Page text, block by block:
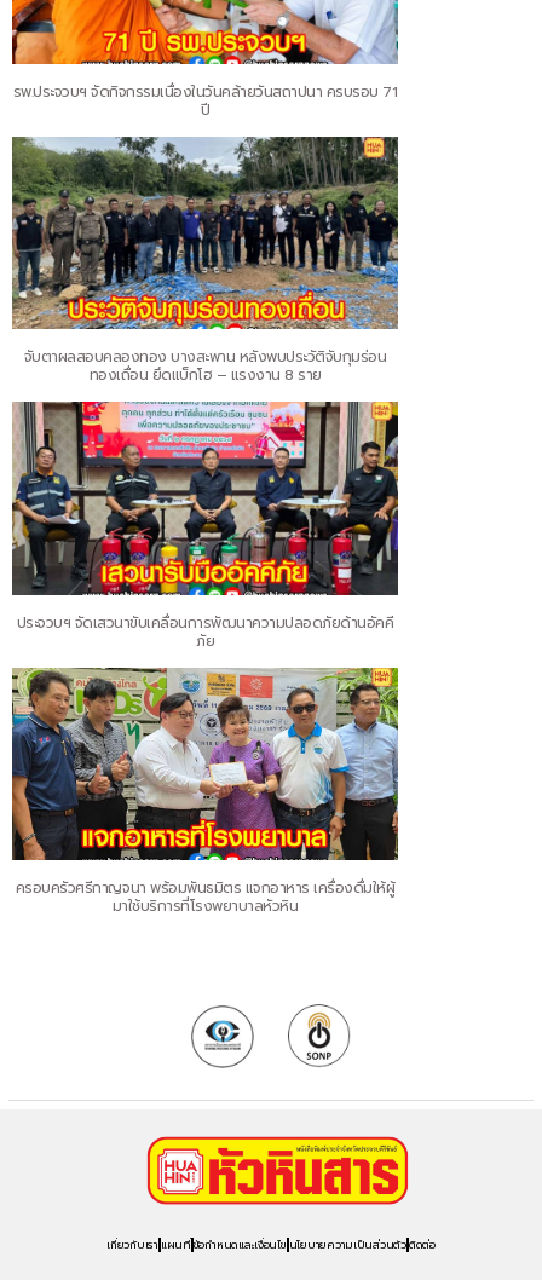
รพ.ประจวบฯ จัดกิจกรรมเนื่องในวันคล้ายวันสถาปนา ครบรอบ 71
ปี
จับตาผลสอบคลองทอง บางสะพาน หลังพบประวัติจับกุมร่อน
ทองเถื่อน ยึดแบ็กโฮ – แรงงาน 8 ราย
ประจวบฯ จัดเสวนาขับเคลื่อนการพัฒนาความปลอดภัยด้านอัคคี
ภัย
ครอบครัวศรีกาญจนา พร้อมพันธมิตร แจกอาหาร เครื่องดื่มให้ผู้
มาใช้บริการที่โรงพยาบาลหัวหิน
เกี่ยวกับเรา แผนที่ ข้อกำหนดและเงื่อนไข นโยบายความเป็นส่วนตัวติดต่อ